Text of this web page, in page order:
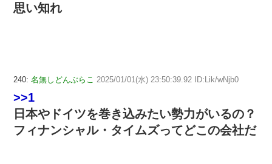
思い知れ
240: 名無しどんぶらこ 2025/01/01(水) 23:50:39.92 ID:Lik/wNjb0
>>1
日本やドイツを巻き込みたい勢力がいるの？
フィナンシャル・タイムズってどこの会社だ